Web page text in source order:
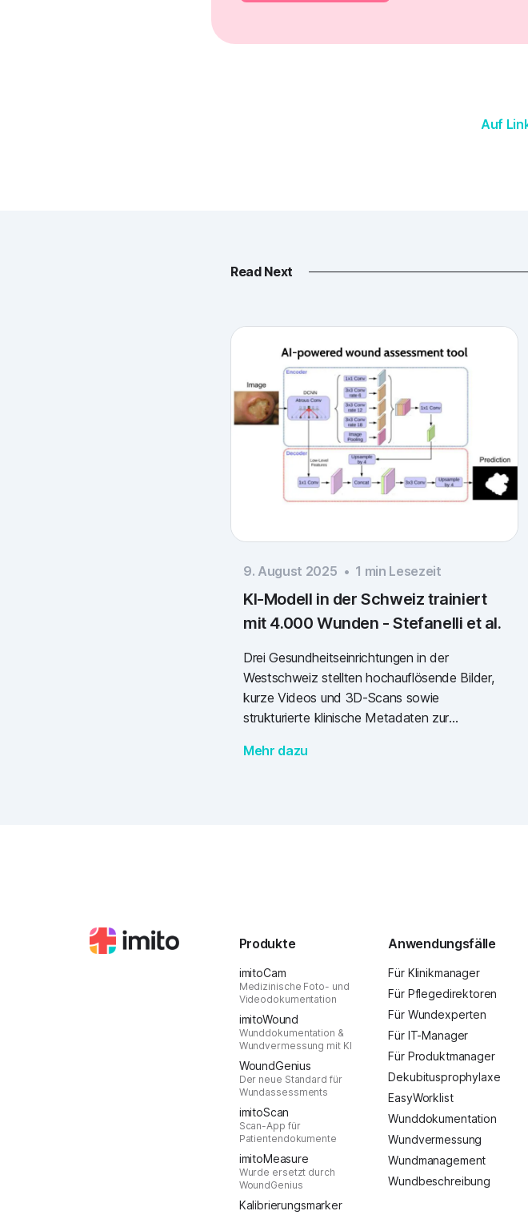
Auf
Read Next
9. August 2025 • 1 min Lesezeit
KI-Modell in der Schweiz trainiert
mit 4.000 Wunden - Stefanelli et al.
Drei Gesundheitseinrichtungen in der
Westschweiz stellten hochauflösende Bilder,
kurze Videos und 3D-Scans sowie
strukturierte klinische Metadaten zur
4.000 Wunden zu trainieren, damit es die
Mehr dazu
Produkte
imitoCam
Medizinische Foto- und
Videodokumentation
imitoWound
Wunddokumentation &
Wundvermessung mit KI
WoundGenius
Der neue Standard für
Wundassessments
imitoScan
Scan-App für
Patientendokumente
imitoMeasure
Wurde ersetzt durch
WoundGenius
Kalibrierungsmarker
Anwendungsfälle
Für Klinikmanager
Für Pflegedirektoren
Für Wundexperten
Für IT-Manager
Für Produktmanager
Dekubitusprophylaxe
EasyWorklist
Wunddokumentation
Wundvermessung
Wundmanagement
Wundbeschreibung